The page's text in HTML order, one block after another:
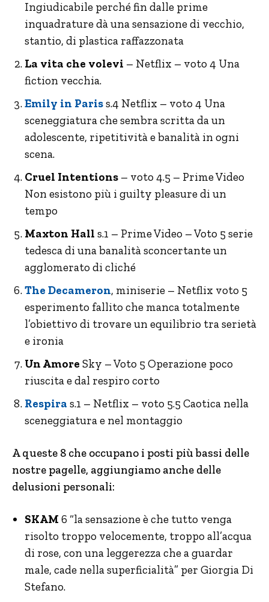
Ingiudicabile perché fin dalle prime
inquadrature dà una sensazione di vecchio,
stantio, di plastica raffazzonata
La vita che volevi – Netflix – voto 4 Una
fiction vecchia.
Emily in Pariss.4 Netflix – voto 4 Una
sceneggiatura che sembra scritta da un
adolescente, ripetitività e banalità in ogni
scena.
Cruel Intentions – voto 4.5 – Prime Video
Non esistono più i guilty pleasure di un
tempo
Maxton Hall s.1 – Prime Video – Voto 5 serie
tedesca di una banalità sconcertante un
agglomerato di cliché
The Decameron, miniserie – Netflix voto 5
esperimento fallito che manca totalmente
l’obiettivo di trovare un equilibrio tra serietà
e ironia
Un Amore Sky – Voto 5 Operazione poco
riuscita e dal respiro corto
Respira s.1 – Netflix – voto 5.5 Caotica nella
sceneggiatura e nel montaggio
A queste 8 che occupano i posti più bassi delle
nostre pagelle, aggiungiamo anche delle
delusioni personali:
SKAM 6 “la sensazione è che tutto venga
risolto troppo velocemente, troppo all’acqua
di rose, con una leggerezza che a guardar
male, cade nella superficialità” per Giorgia Di
Stefano.